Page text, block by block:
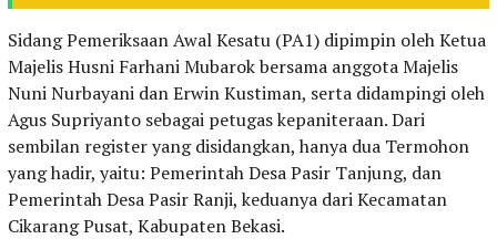
Sidang Pemeriksaan Awal Kesatu (PA1) dipimpin oleh Ketua
Majelis Husni Farhani Mubarok bersama anggota Majelis
Nuni Nurbayani dan Erwin Kustiman, serta didampingi oleh
Agus Supriyanto sebagai petugas kepaniteraan. Dari
sembilan register yang disidangkan, hanya dua Termohon
yang hadir, yaitu: Pemerintah Desa Pasir Tanjung, dan
Pemerintah Desa Pasir Ranji, keduanya dari Kecamatan
Cikarang Pusat, Kabupaten Bekasi.